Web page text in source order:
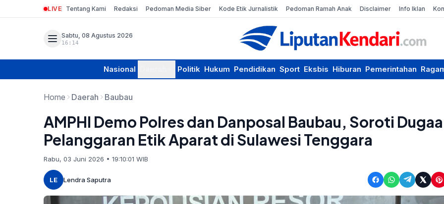
LIVE Tentang Kami Redaksi Pedoman Media Siber Kode Etik Jurnalistik Pedoman Ramah Anak Disclaimer Info Iklan
Sabtu, 08 Agustus 2026
16:14
Nasional Politik Hukum Pendidikan Sport Eksbis Hiburan Pemerintahan
Home Daerah Baubau
AMPHI Demo Polres dan Danposal Baubau, Soroti
Pelanggaran Etik Aparat di Sulawesi Tenggara
Rabu, 03 Juni 2026 • 19:10:01 WIB
LE Lendra Saputra